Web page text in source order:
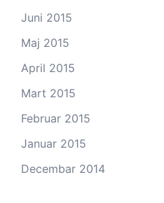
Juni 2015
Maj 2015
April 2015
Mart 2015
Februar 2015
Januar 2015
Decembar 2014